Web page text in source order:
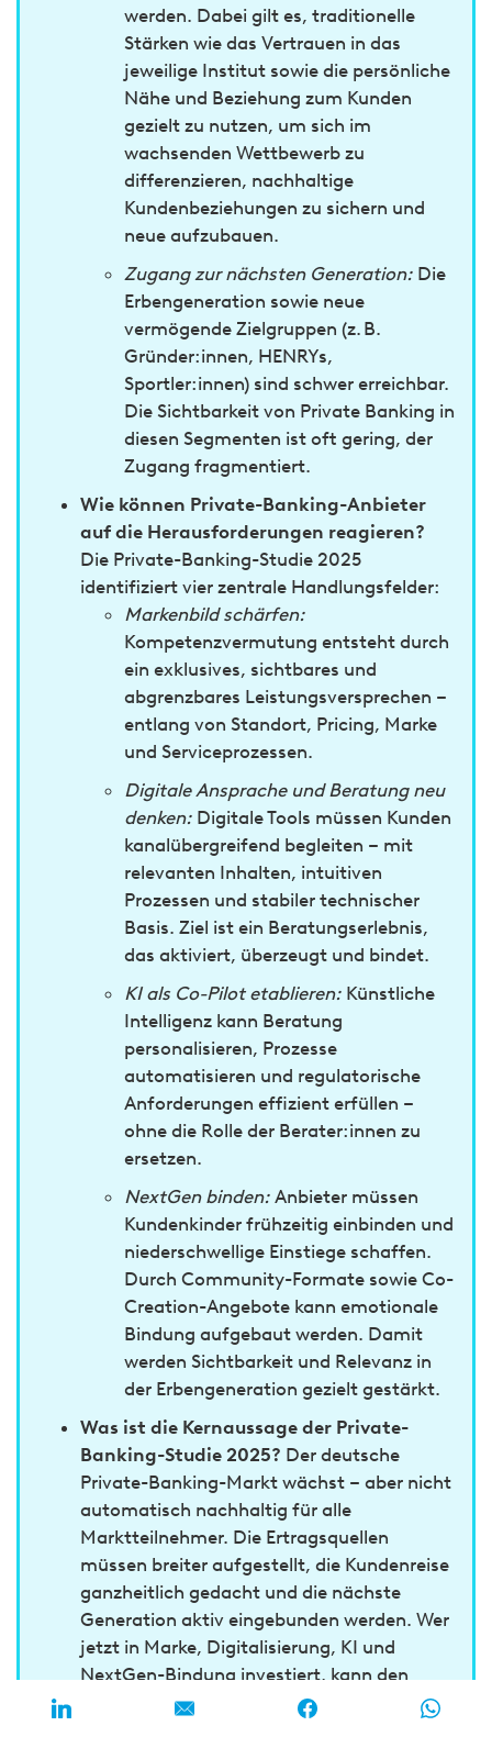
werden. Dabei gilt es, traditionelle
Stärken wie das Vertrauen in das
jeweilige Institut sowie die persönliche
Nähe und Beziehung zum Kunden
gezielt zu nutzen, um sich im
wachsenden Wettbewerb zu
differenzieren, nachhaltige
Kundenbeziehungen zu sichern und
neue aufzubauen.
Zugang zur nächsten Generation: Die
Erbengeneration sowie neue
vermögende Zielgruppen (z. B.
Gründer:innen, HENRYs,
Sportler:innen) sind schwer erreichbar.
Die Sichtbarkeit von Private Banking in
diesen Segmenten ist oft gering, der
Zugang fragmentiert.
Wie können Private-Banking-Anbieter
auf die Herausforderungen reagieren?
Die Private-Banking-Studie 2025
identifiziert vier zentrale Handlungsfelder:
Markenbild schärfen:
Kompetenzvermutung entsteht durch
ein exklusives, sichtbares und
abgrenzbares Leistungsversprechen –
entlang von Standort, Pricing, Marke
und Serviceprozessen.
Digitale Ansprache und Beratung neu
denken: Digitale Tools müssen Kunden
kanalübergreifend begleiten – mit
relevanten Inhalten, intuitiven
Prozessen und stabiler technischer
Basis. Ziel ist ein Beratungserlebnis,
das aktiviert, überzeugt und bindet.
KI als Co-Pilot etablieren: Künstliche
Intelligenz kann Beratung
personalisieren, Prozesse
automatisieren und regulatorische
Anforderungen effizient erfüllen –
ohne die Rolle der Berater:innen zu
ersetzen.
NextGen binden: Anbieter müssen
Kundenkinder frühzeitig einbinden und
niederschwellige Einstiege schaffen.
Durch Community-Formate sowie Co-
Creation-Angebote kann emotionale
Bindung aufgebaut werden. Damit
werden Sichtbarkeit und Relevanz in
der Erbengeneration gezielt gestärkt.
Was ist die Kernaussage der Private-
Banking-Studie 2025? Der deutsche
Private-Banking-Markt wächst – aber nicht
automatisch nachhaltig für alle
Marktteilnehmer. Die Ertragsquellen
müssen breiter aufgestellt, die Kundenreise
ganzheitlich gedacht und die nächste
Generation aktiv eingebunden werden. Wer
jetzt in Marke, Digitalisierung, KI und
NextGen-Bindung investiert, kann den
Rückenwind nutzen – und auch bei